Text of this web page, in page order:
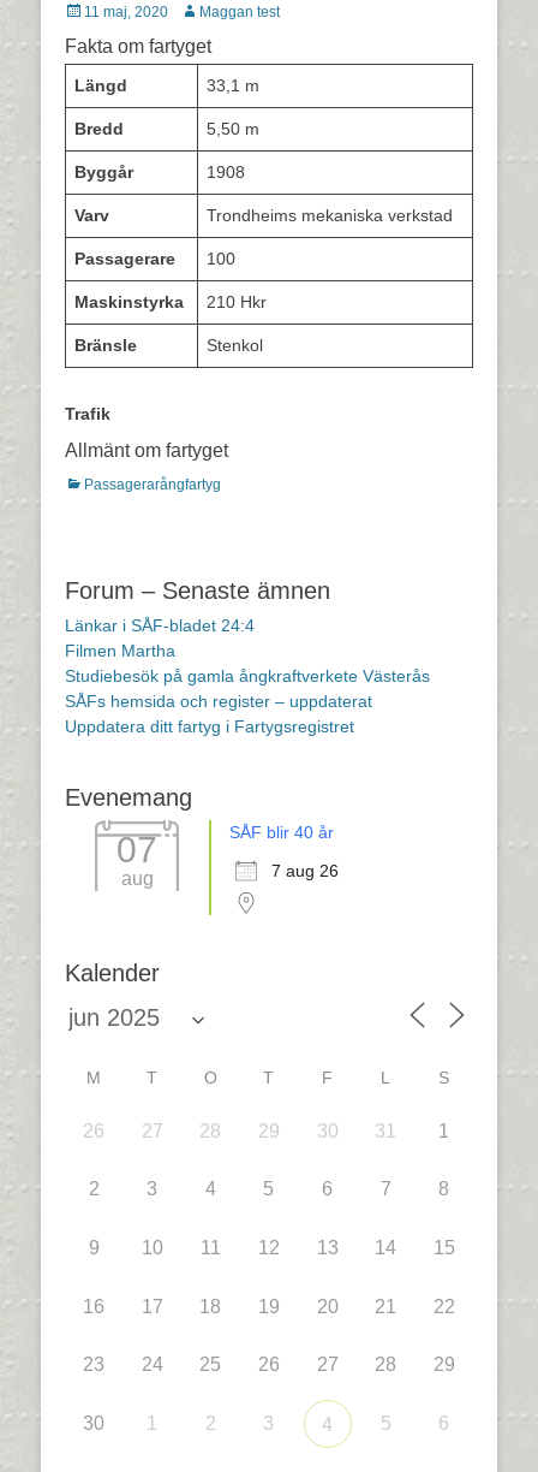
Postades
11 maj, 2020 Författare
Maggan test
Fakta om fartyget
Längd 33,1 m
Bredd 5,50 m
Byggår 1908
Varv Trondheims mekaniska verkstad
Passagerare 100
Maskinstyrka 210 Hkr
Bränsle Stenkol
Trafik
Allmänt om fartyget
Kategorier
Passagerarångfartyg
Forum – Senaste ämnen
Länkar i SÅF-bladet 24:4
Filmen Martha
Studiebesök på gamla ångkraftverkete Västerås
SÅFs hemsida och register – uppdaterat
Uppdatera ditt fartyg i Fartygsregistret
Evenemang
07
aug
SÅF blir 40 år
7 aug 26
Kalender
M T O T F L S
26 27 28 29 30 31 1
2 3 4 5 6 7 8
9 10 11 12 13 14 15
16 17 18 19 20 21 22
23 24 25 26 27 28 29
30 1 2 3 4 5 6